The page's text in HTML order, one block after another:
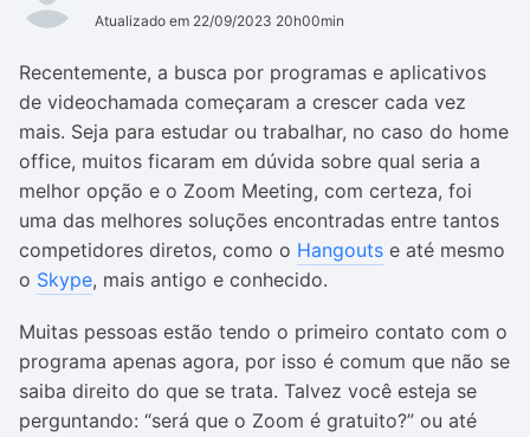
Atualizado em 22/09/2023 20h00min
Recentemente, a busca por programas e aplicativos
de videochamada começaram a crescer cada vez
mais. Seja para estudar ou trabalhar, no caso do home
office, muitos ficaram em dúvida sobre qual seria a
melhor opção e o Zoom Meeting, com certeza, foi
uma das melhores soluções encontradas entre tantos
competidores diretos, como o Hangouts e até mesmo
o Skype, mais antigo e conhecido.
Muitas pessoas estão tendo o primeiro contato com o
programa apenas agora, por isso é comum que não se
saiba direito do que se trata. Talvez você esteja se
perguntando: “será que o Zoom é gratuito?” ou até